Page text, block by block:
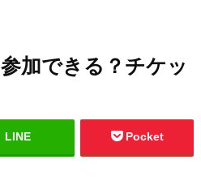
加できる？チケッ
LINE Pocket